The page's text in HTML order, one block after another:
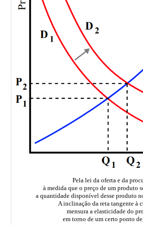
Pela lei da oferta e da
à medida que o preço de um produto
a quantidade disponível desse produto
A inclinação da reta tangente à
mensura a elasticidade do
em torno de um certo ponto